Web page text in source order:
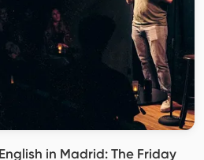
in Madrid: The Friday